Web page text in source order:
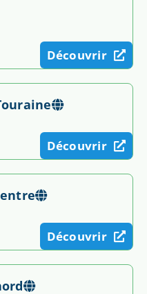
Découvrir
Découvrir
Découvrir